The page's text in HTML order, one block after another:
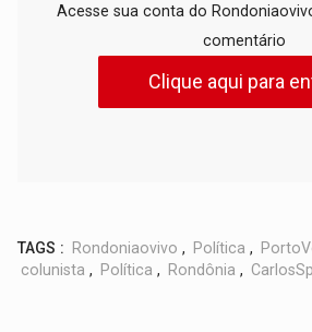
Acesse sua conta do
comentário
Clique aqui para
TAGS : Rondoniaovivo , Política ,
colunista , Política , Rondônia ,